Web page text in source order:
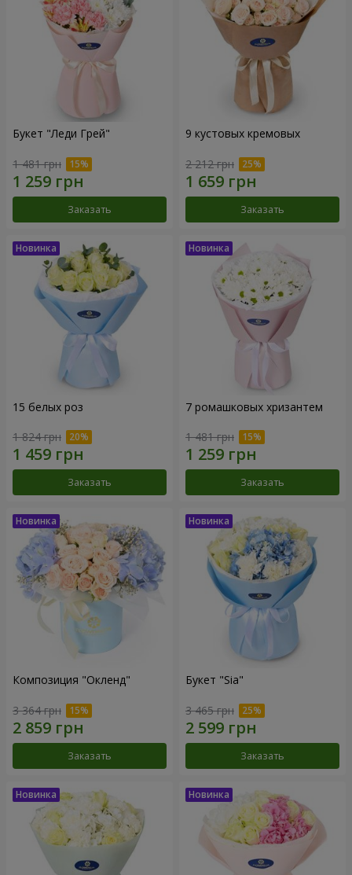
Букет "Леди Грей"
1 481 грн
Заказать
9 кустовых кремовых
2 212 грн
Заказать
15 белых роз
1 824 грн
Заказать
7 ромашковых хризантем
1 481 грн
Заказать
Композиция "Окленд"
3 364 грн
Заказать
Букет "Sia"
3 465 грн
Заказать